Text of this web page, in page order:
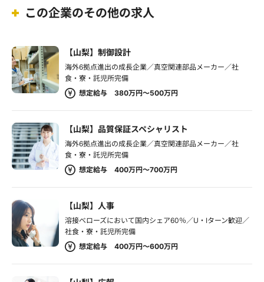
この企業のその他の求人
【山梨】制御設計
海外6拠点進出の成長企業／真空関連部品メーカー／社
食・寮・託児所完備
想定給与 380万円～500万円
【山梨】品質保証スペシャリスト
海外6拠点進出の成長企業／真空関連部品メーカー／社
食・寮・託児所完備
想定給与 400万円～700万円
【山梨】人事
溶接べローズにおいて国内シェア60％／U・Iターン歓迎／
社食・寮・託児所完備
想定給与 400万円～600万円